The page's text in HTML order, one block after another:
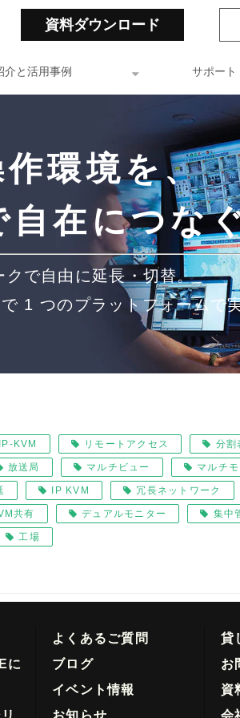
資料ダウンロード
介と活用事例 サポート
環境を、
在につな
で自由に延長・切替。
1 つのプラットフォームで
IP-KVM リモートアクセス 分割
放送局 マルチビュー マルチ
IP KVM 冗長ネットワーク
共有 デュアルモニター 集中
工場
に
よくあるご質問
ブログ
イベント情報
お知らせ
貸
お
資
会